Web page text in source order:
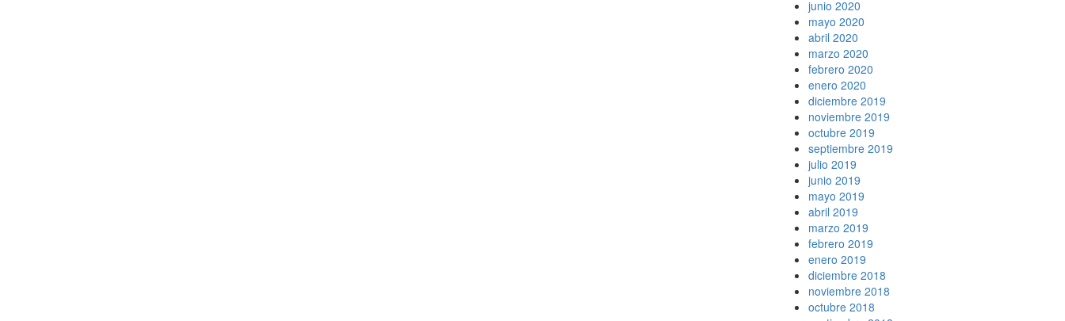
junio 2020
mayo 2020
abril 2020
marzo 2020
febrero 2020
enero 2020
diciembre 2019
noviembre 2019
octubre 2019
septiembre 2019
julio 2019
junio 2019
mayo 2019
abril 2019
marzo 2019
febrero 2019
enero 2019
diciembre 2018
noviembre 2018
octubre 2018